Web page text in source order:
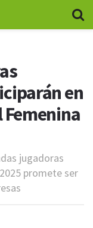
en
Femenina
jugadoras
promete ser